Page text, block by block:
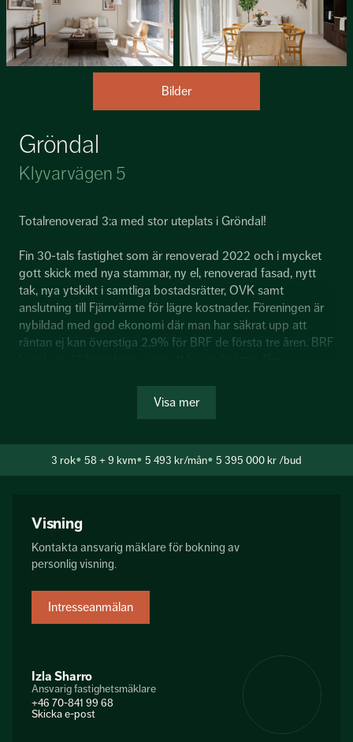
Bilder
Klyvarvägen 5
Gröndal
Totalrenoverad 3:a med stor uteplats i Gröndal!
Fin 30-tals fastighet som är renoverad 2022 och i mycket
gott skick med nya stammar, ny el, renoverad fasad, nytt
tak, nya ytskikt i samtliga bostadsrätter, OVK samt
anslutning till Fjärrvärme för lägre kostnader. Föreningen är
nybildad med god ekonomi där man har säkrat upp att
räntan ej kan överstiga 2,9% för BRF de första tre åren. BRF
till fastigheten att eventuella inkomster för försäljningen till
uteplatser för föreningens medlemmar. BRF har även
tvättstuga, cykelrum och ett förråd som tillhör varje bostad.
Visa mer
3 rok 58 + 9 kvm 5 493 kr/mån 5 395 000 kr/bud
Visning
Kontakta ansvarig mäklare för bokning av
personlig visning.
Intresseanmälan
Izla Sharro
Ansvarig fastighetsmäklare
+46 70-841 99 68
Skicka e-post